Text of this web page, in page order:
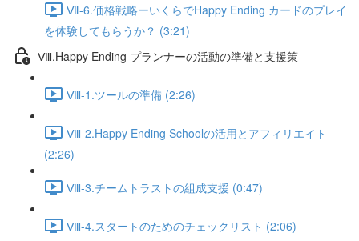
Ⅶ-6.価格戦略ーいくらでHappy Ending カードのプレイ
を体験してもらうか？ (3:21)
Ⅷ.Happy Ending プランナーの活動の準備と支援策
Ⅷ-1.ツールの準備 (2:26)
Ⅷ-2.Happy Ending Schoolの活用とアフィリエイト
(2:26)
Ⅷ-3.チームトラストの組成支援 (0:47)
Ⅷ-4.スタートのためのチェックリスト (2:06)